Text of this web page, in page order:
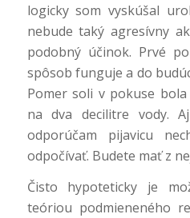
logicky som vyskúšal
nebude taký agresívny
podobný účinok. Prvé
spôsob funguje a do
Pomer soli v pokuse
na dva decilitre vody.
odporúčam pijavicu
odpočívať. Budete mať z
Čisto hypoteticky je
teóriou podmieneného